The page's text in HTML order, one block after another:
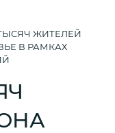
ЖИТЕЛЕЙ
В РАМКАХ